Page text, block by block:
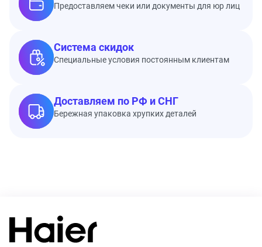
Предоставляем чеки или документы для юр лиц
Система скидок
Специальные условия постоянным клиентам
Доставляем по РФ и СНГ
Бережная упаковка хрупких деталей